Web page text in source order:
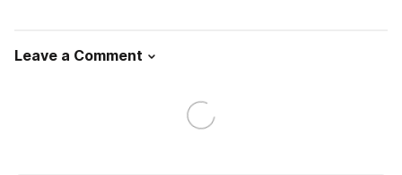
Leave a Comment